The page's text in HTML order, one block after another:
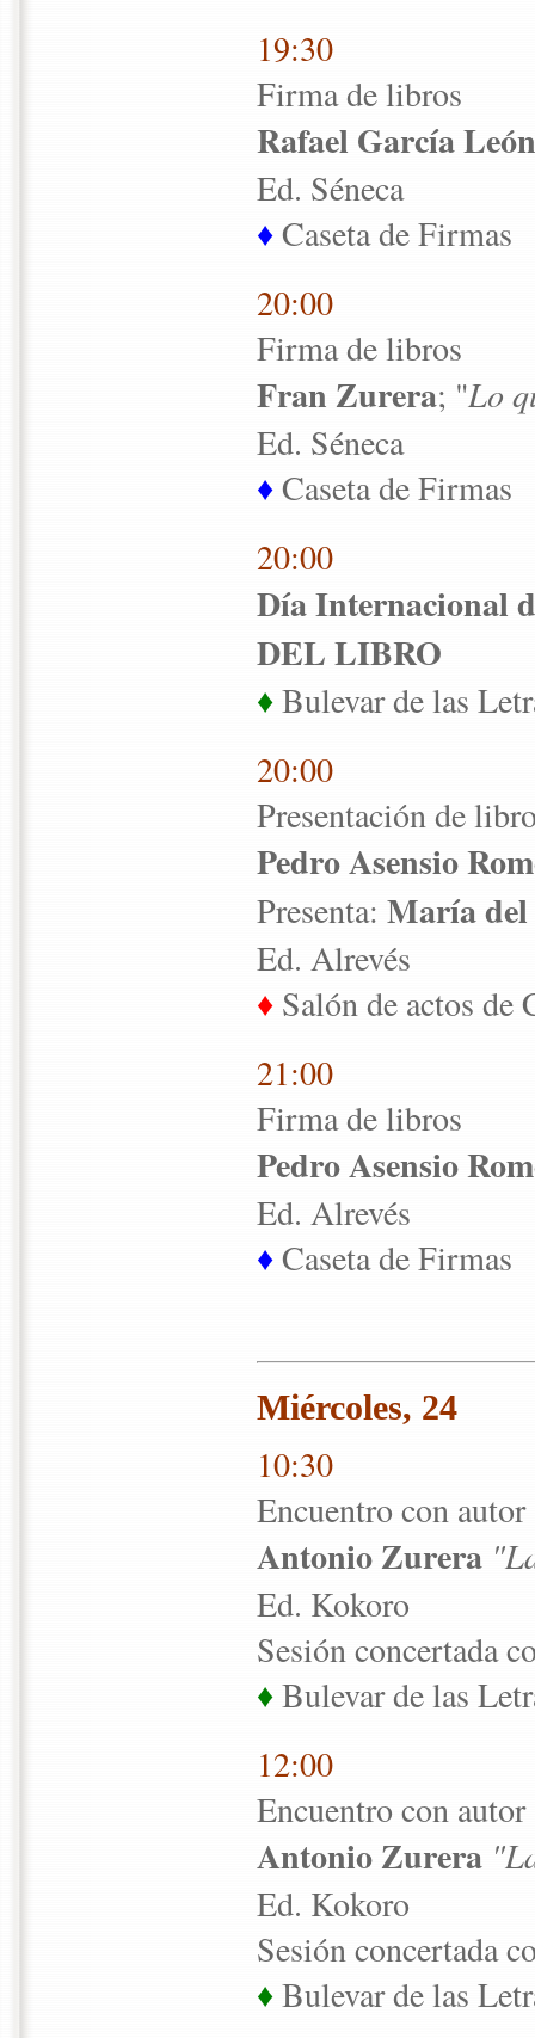
19:30
Firma de libros
Rafael García León
Ed. Séneca
♦Caseta de Firmas
20:00
Firma de libros
Fran Zurera; "Lo
Ed. Séneca
♦Caseta de Firmas
20:00
Día Internacional
DEL LIBRO
♦Bulevar de las
20:00
Presentación de
Pedro Asensio
Presenta: María
Ed. Alrevés
♦ Salón de actos de
21:00
Firma de libros
Pedro Asensio
Ed. Alrevés
♦Caseta de Firmas
Miércoles, 24
10:30
Encuentro con autor
Antonio Zurera
Ed. Kokoro
Sesión concertada
♦Bulevar de las
12:00
Encuentro con autor
Antonio Zurera
Ed. Kokoro
Sesión concertada
♦Bulevar de las